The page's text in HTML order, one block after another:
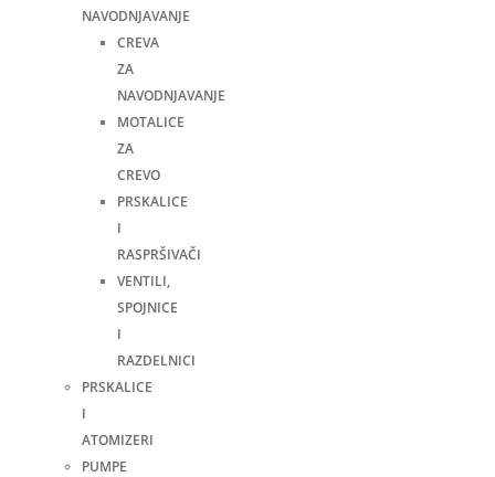
NAVODNJAVANJE
CREVA
ZA
NAVODNJAVANJE
MOTALICE
ZA
CREVO
PRSKALICE
I
RASPRŠIVAČI
VENTILI,
SPOJNICE
I
RAZDELNICI
PRSKALICE
I
ATOMIZERI
PUMPE